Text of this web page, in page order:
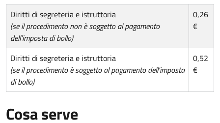
Diritti di segreteria e istruttoria
(se il procedimento non è soggetto al pagamento
dell'imposta di bollo)
0,26
€
Diritti di segreteria e istruttoria
(se il procedimento è soggetto al pagamento dell'imposta
di bollo)
0,52
€
Cosa serve